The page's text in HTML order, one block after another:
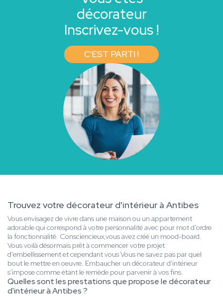
décorateur
Inscrivez-vous !
C'EST PARTI !
Trouvez votre décorateur d'intérieur à Antibes
Vous envisagez de vivre dans une maison ou un appartement
adorable qui correspond à votre personnalité avec pour mot d'ordre
la fonctionnalité. Consciencieux,vous avez créé un mood-board.
Vous voilà désormais prêt à commencer votre projet
d'embellissement et cependant vous Vous ne savez pas par quel
bout le mettre en oeuvre. Embaucher un décorateur d'intérieur
s'impose comme étant le remède pour parvenir à vos fins.
Quelles sont les prestations que propose le décorateur
d'intérieur à Antibes ?